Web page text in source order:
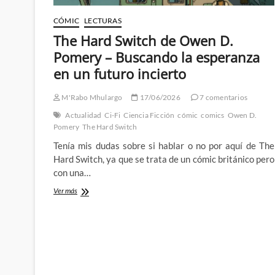
CÓMIC LECTURAS
The Hard Switch de Owen D.
Pomery – Buscando la esperanza
en un futuro incierto
M'Rabo Mhulargo 17/06/2026
7 comentarios
Actualidad Ci-Fi Ciencia Ficción cómic comics Owen D.
Pomery The Hard Switch
Tenía mis dudas sobre si hablar o no por aquí de The
Hard Switch, ya que se trata de un cómic británico pero
con una…
Ver másThe